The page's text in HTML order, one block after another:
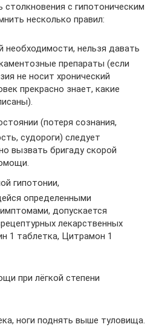
с гипотоническим
несколько правил:
необходимости, нельзя давать
препараты (если
не носит хронический
прекрасно знает, какие
(потеря сознания,
судороги) следует
вызвать бригаду скорой
гипотонии,
определенными
допускается
лекарственных
1 таблетка, Цитрамон 1
при лёгкой степени
ноги поднять выше туловища.